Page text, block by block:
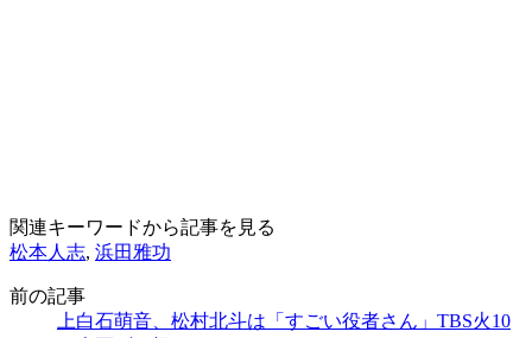
関連キーワードから記事を見る
松本人志, 浜田雅功
前の記事
上白石萌音、松村北斗は「すごい役者さん」TBS火10